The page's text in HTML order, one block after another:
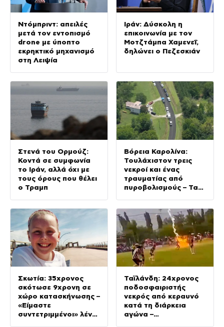
Ντόμπριντ: απειλές
μετά τον εντοπισμό
drone με ύποπτο
εκρηκτικό μηχανισμό
στη Λειψία
Ιράν: Δύσκολη η
επικοινωνία με τον
Μοτζτάμπα Χαμενεΐ,
δηλώνει ο Πεζεσκιάν
Στενά του Ορμούζ:
Κοντά σε συμφωνία
το Ιράν, αλλά όχι με
τους όρους που θέλει
ο Τραμπ
Βόρεια Καρολίνα:
Τουλάχιστον τρεις
νεκροί και ένας
τραυματίας από
πυροβολισμούς – Τα
Σκωτία: 35χρονος
σκότωσε 9χρονη σε
χώρο κατασκήνωσης –
«Είμαστε
συντετριμμένοι» λένε
Ταϊλάνδη: 24χρονος
ποδοσφαιριστής
νεκρός από κεραυνό
κατά τη διάρκεια
αγώνα –